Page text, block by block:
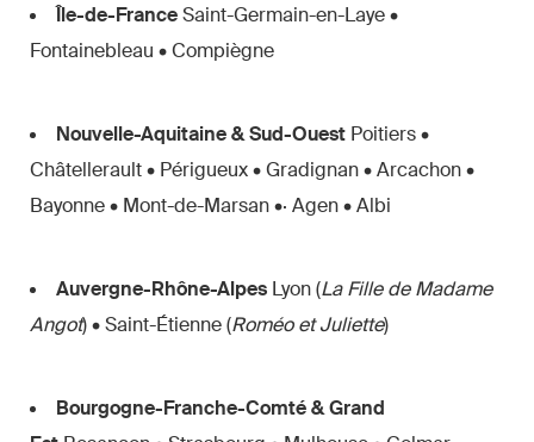
Île-de-FranceSaint-Germain-en-Laye •
Fontainebleau • Compiègne
Nouvelle-Aquitaine & Sud-Ouest Poitiers •
Châtellerault • Périgueux • Gradignan • Arcachon •
Bayonne • Mont-de-Marsan •· Agen • Albi
Auvergne-Rhône-Alpes Lyon (La Fille de Madame
Angot) • Saint-Étienne (Roméo et Juliette)
Bourgogne-Franche-Comté & Grand